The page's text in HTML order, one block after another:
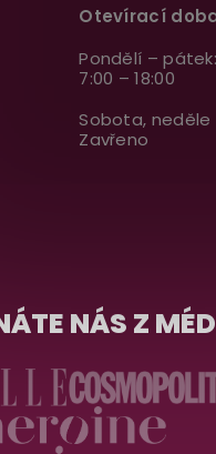
Otevírací
Pondělí – pátek:
7:00 – 18:00
Sobota, neděle
Zavřeno
NÁS Z